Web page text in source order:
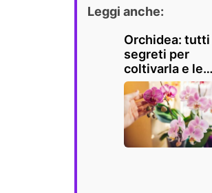
Leggi anche:
Orchidea: tutti
segreti per
coltivarla e le
specie più
al mondo